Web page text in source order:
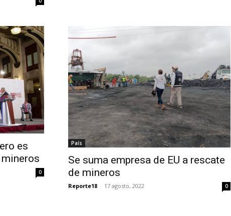
es
0
País
Se suma empresa de EU a rescate
de mineros
Reporte18 - 17 agosto, 2022 0